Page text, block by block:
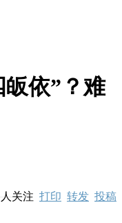
依”？难
人关注 打印 转发 投稿